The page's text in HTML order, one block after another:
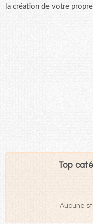
la création de votre
Top
Aucune